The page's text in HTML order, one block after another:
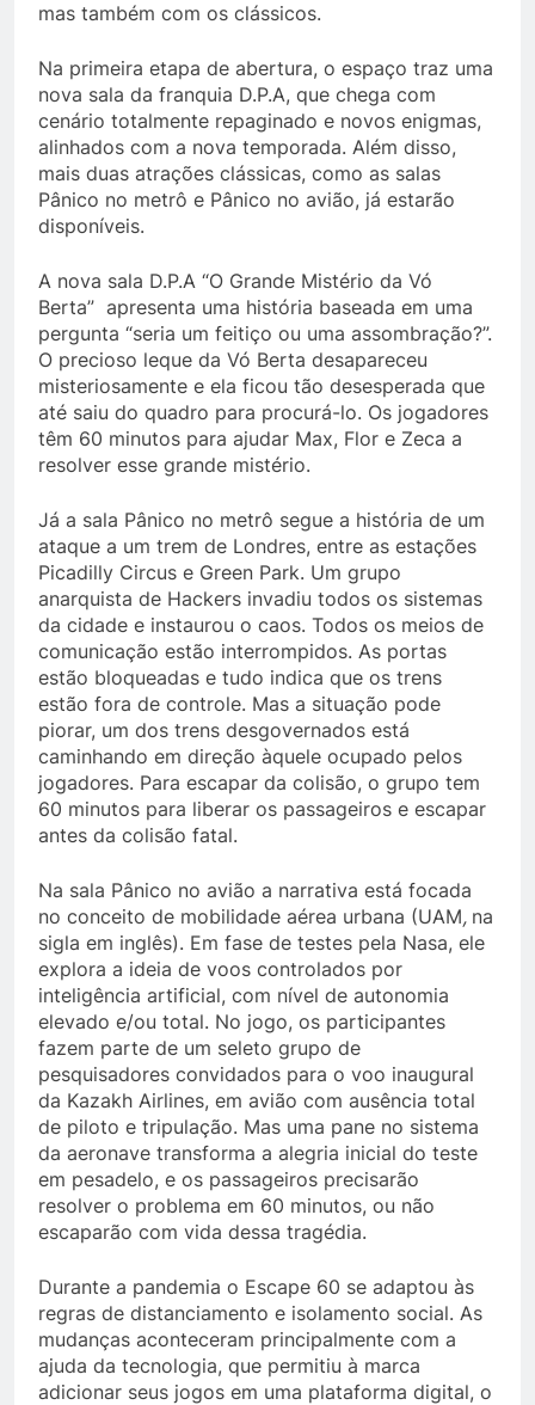
mas também com os clássicos.
Na primeira etapa de abertura, o espaço traz uma
nova sala da franquia D.P.A, que chega com
cenário totalmente repaginado e novos enigmas,
alinhados com a nova temporada. Além disso,
mais duas atrações clássicas, como as salas
Pânico no metrô e Pânico no avião, já estarão
disponíveis.
A nova sala D.P.A “O Grande Mistério da Vó
Berta” apresenta uma história baseada em uma
pergunta “seria um feitiço ou uma assombração?”.
O precioso leque da Vó Berta desapareceu
misteriosamente e ela ficou tão desesperada que
até saiu do quadro para procurá-lo. Os jogadores
têm 60 minutos para ajudar Max, Flor e Zeca a
resolver esse grande mistério.
Já a sala Pânico no metrô segue a história de um
ataque a um trem de Londres, entre as estações
Picadilly Circus e Green Park. Um grupo
anarquista de Hackers invadiu todos os sistemas
da cidade e instaurou o caos. Todos os meios de
comunicação estão interrompidos. As portas
estão bloqueadas e tudo indica que os trens
estão fora de controle. Mas a situação pode
piorar, um dos trens desgovernados está
caminhando em direção àquele ocupado pelos
jogadores. Para escapar da colisão, o grupo tem
60 minutos para liberar os passageiros e escapar
antes da colisão fatal.
Na sala Pânico no avião a narrativa está focada
no conceito de mobilidade aérea urbana (UAM, na
sigla em inglês). Em fase de testes pela Nasa, ele
explora a ideia de voos controlados por
inteligência artificial, com nível de autonomia
elevado e/ou total. No jogo, os participantes
fazem parte de um seleto grupo de
pesquisadores convidados para o voo inaugural
da Kazakh Airlines, em avião com ausência total
de piloto e tripulação. Mas uma pane no sistema
da aeronave transforma a alegria inicial do teste
em pesadelo, e os passageiros precisarão
resolver o problema em 60 minutos, ou não
escaparão com vida dessa tragédia.
Durante a pandemia o Escape 60 se adaptou às
regras de distanciamento e isolamento social. As
mudanças aconteceram principalmente com a
ajuda da tecnologia, que permitiu à marca
adicionar seus jogos em uma plataforma digital, o